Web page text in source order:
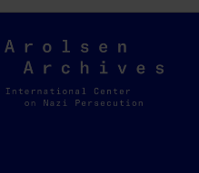
Arolsen
Archives